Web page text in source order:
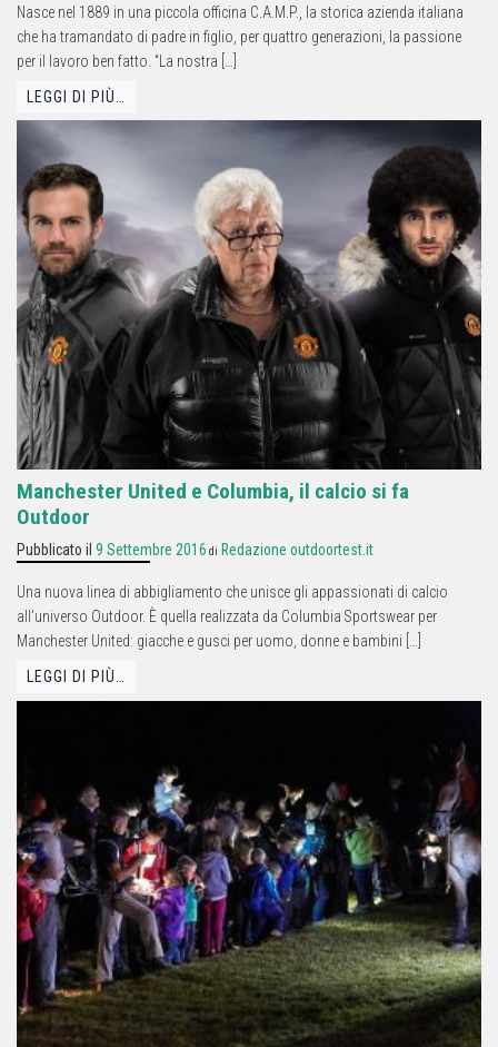
Nasce nel 1889 in una piccola officina C.A.M.P., la storica azienda italiana
che ha tramandato di padre in figlio, per quattro generazioni, la passione
per il lavoro ben fatto. “La nostra […]
LEGGI DI PIÙ…
Manchester United e Columbia, il calcio si fa
Outdoor
Pubblicato il 9 Settembre 2016 di Redazione outdoortest.it
Una nuova linea di abbigliamento che unisce gli appassionati di calcio
all’universo Outdoor. È quella realizzata da Columbia Sportswear per
Manchester United: giacche e gusci per uomo, donne e bambini […]
LEGGI DI PIÙ…